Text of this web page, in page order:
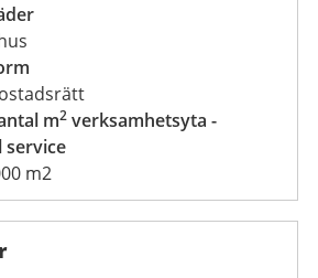
m2 verksamhetsyta -
service
m2